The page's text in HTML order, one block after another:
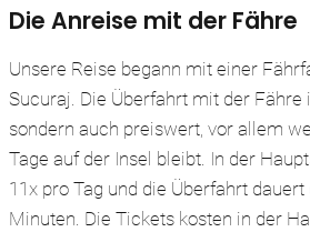
Die Anreise mit der Fähre
Unsere Reise begann mit einer
Sucuraj. Die Überfahrt mit der Fähre
sondern auch preiswert, vor allem
Tage auf der Insel bleibt. In der
11x pro Tag und die Überfahrt
Minuten. Die Tickets kosten in der